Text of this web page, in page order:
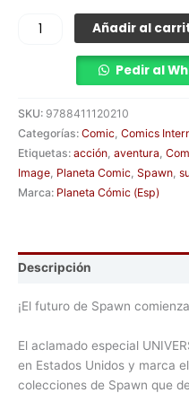
Añadir al
Pedir al
SKU: 9788411120210
Categorías: Comic Comics
Etiquetas: acción aventura
Image Planeta Comic Spawn
Marca: Planeta Cómic (Esp)
Descripción
¡El futuro de Spawn
El aclamado especial
en Estados Unidos y marca
colecciones de Spawn que